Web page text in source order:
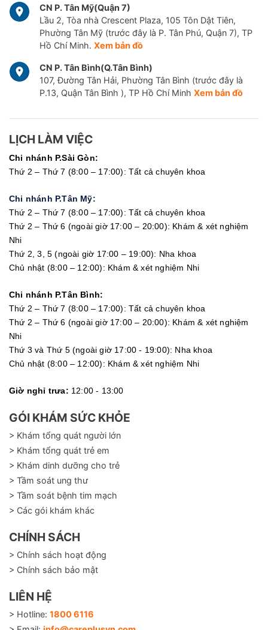
CN P. Tân Mỹ(Quận 7)
Lầu 2, Tòa nhà Crescent Plaza, 105 Tôn Dật Tiên,
Phường Tân Mỹ (trước đây là P. Tân Phú, Quận 7), TP
Hồ Chí Minh. Xem bản đồ
CN P. Tân Bình(Q.Tân Bình)
107, Đường Tân Hải, Phường Tân Bình (trước đây là
P.13, Quận Tân Bình ), TP Hồ Chí Minh Xem bản đồ
LỊCH LÀM VIỆC
Chi nhánh P.Sài Gòn:
Thứ 2 – Thứ 7 (8:00 – 17:00): Tất cả chuyên khoa
Chi nhánh P.Tân Mỹ:
Thứ 2 – Thứ 7 (8:00 – 17:00): Tất cả chuyên khoa
Thứ 2 – Thứ 6 (ngoài giờ 17:00 – 20:00): Khám & xét nghiệm
Nhi
Thứ 2, 3, 5 (ngoài giờ 17:00 – 19:00): Nha khoa
Chủ nhật (8:00 – 12:00): Khám & xét nghiệm Nhi
Chi nhánh P.Tân Bình:
Thứ 2 – Thứ 7 (8:00 – 17:00): Tất cả chuyên khoa
Thứ 2 – Thứ 6 (ngoài giờ 17:00 – 20:00): Khám & xét nghiệm
Nhi
Thứ 3 và Thứ 5 (ngoài giờ 17:00 - 19:00): Nha khoa
Chủ nhật (8:00 – 12:00): Khám & xét nghiệm Nhi
Giờ nghỉ trưa: 12:00 - 13:00
GÓI KHÁM SỨC KHỎE
> Khám tổng quát người lớn
> Khám tổng quát trẻ em
> Khám dinh dưỡng cho trẻ
> Tầm soát ung thư
> Tầm soát bệnh tim mạch
> Các gói khám khác
CHÍNH SÁCH
> Chính sách hoạt động
> Chính sách bảo mật
LIÊN HỆ
> Hotline: 1800 6116